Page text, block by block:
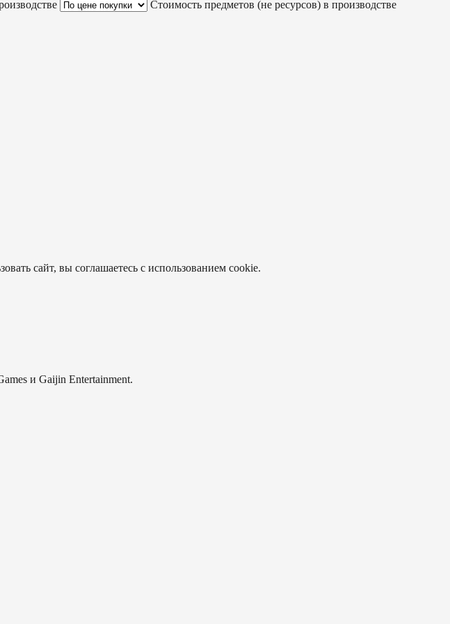
Стоимость предметов (не ресурсов) в производстве
сайт, вы соглашаетесь с использованием cookie.
и Gaijin Entertainment.